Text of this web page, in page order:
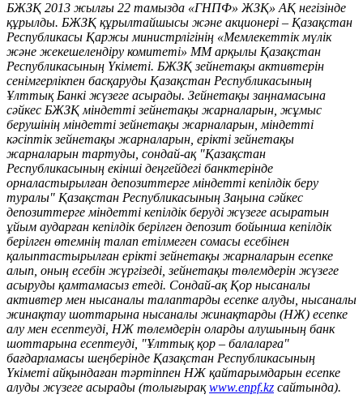
БЖЗҚ 2013 жылғы 22 тамызда «ГНПФ» ЖЗҚ» АҚ негізінде
құрылды. БЖЗҚ құрылтайшысы және акционері – Қазақстан
Республикасы Қаржы министрлігінің «Мемлекеттік мүлік
және жекешелендіру комитеті» ММ арқылы Қазақстан
Республикасының Үкіметі. БЖЗҚ зейнетақы активтерін
сенімгерлікпен басқаруды Қазақстан Республикасының
Ұлттық Банкі жүзеге асырады. Зейнетақы заңнамасына
сәйкес БЖЗҚ міндетті зейнетақы жарналарын, жұмыс
берушінің міндетті зейнетақы жарналарын, міндетті
кәсіптік зейнетақы жарналарын, ерікті зейнетақы
жарналарын тартуды, сондай-ақ "Қазақстан
Республикасының екінші деңгейдегі банктерінде
орналастырылған депозиттерге міндетті кепілдік беру
туралы" Қазақстан Республикасының Заңына сәйкес
депозиттерге міндетті кепілдік беруді жүзеге асыратын
ұйым аударған кепілдік берілген депозит бойынша кепілдік
берілген өтемнің талап етілмеген сомасы есебінен
қалыптастырылған ерікті зейнетақы жарналарын есепке
алып, оның есебін жүргізеді, зейнетақы төлемдерін жүзеге
асыруды қамтамасыз етеді. Сондай-ақ Қор нысаналы
активтер мен нысаналы талаптарды есепке алуды, нысаналы
жинақтау шоттарына нысаналы жинақтарды (НЖ) есепке
алу мен есептеуді, НЖ төлемдерін оларды алушының банк
шоттарына есептеуді, "Ұлттық қор – балаларға"
бағдарламасы шеңберінде Қазақстан Республикасының
Үкіметі айқындаған тәртіппен НЖ қайтарымдарын есепке
алуды жүзеге асырады (толығырақwww.enpf.kz сайтында).